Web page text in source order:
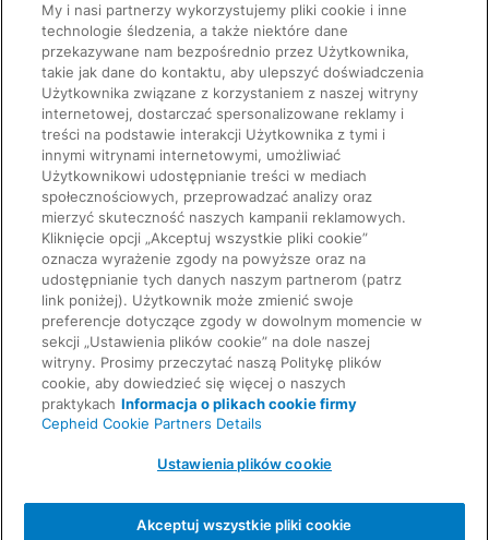
SZYBKIE ŁĄCZA
O naszej firmie
Kariera
PRAWNE
Zgodność, polityki i raporty
UMOWY
spółki Cepheid, zarejestrowane w USA i w innych krajach.
My i nasi partnerzy wykorzystujemy pliki cookie i inne
technologie śledzenia, a także niektóre dane
przekazywane nam bezpośrednio przez Użytkownika,
takie jak dane do kontaktu, aby ulepszyć doświadczenia
Użytkownika związane z korzystaniem z naszej witryny
internetowej, dostarczać spersonalizowane reklamy i
treści na podstawie interakcji Użytkownika z tymi i
innymi witrynami internetowymi, umożliwiać
Użytkownikowi udostępnianie treści w mediach
społecznościowych, przeprowadzać analizy oraz
mierzyć skuteczność naszych kampanii reklamowych.
Kliknięcie opcji „Akceptuj wszystkie pliki cookie”
oznacza wyrażenie zgody na powyższe oraz na
udostępnianie tych danych naszym partnerom (patrz
link poniżej). Użytkownik może zmienić swoje
preferencje dotyczące zgody w dowolnym momencie w
sekcji „Ustawienia plików cookie” na dole naszej
witryny. Prosimy przeczytać naszą Politykę plików
cookie, aby dowiedzieć się więcej o naszych
praktykach Informacja o plikach cookie firmy
Cepheid Cookie Partners Details
Ustawienia plików cookie
Akceptuj wszystkie pliki cookie